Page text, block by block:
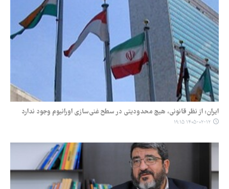
ایران: از نظر قانونی، هیچ محدودیتی در سطح غنی‌سازی اورانیوم وجود ندارد
۱۴۰۵-۰۲-۱۲ ۱۹:۱۵